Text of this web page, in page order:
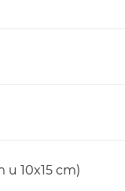
и 10x15 cm)